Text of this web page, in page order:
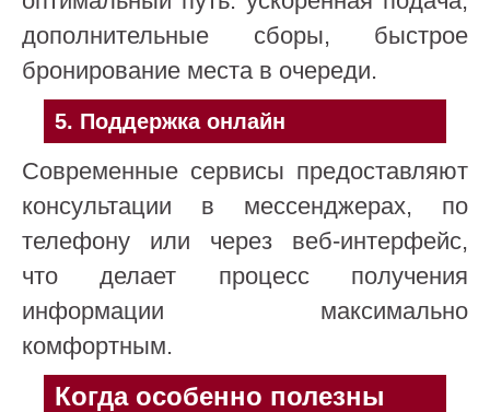
дополнительные сборы, быстрое
бронирование места в очереди.
5. Поддержка онлайн
Современные сервисы предоставляют
консультации в мессенджерах, по
телефону или через веб-интерфейс,
что делает процесс получения
информации максимально
комфортным.
Когда особенно полезны